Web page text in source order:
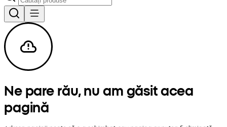
Ne pare rău, nu am găsit acea
pagină